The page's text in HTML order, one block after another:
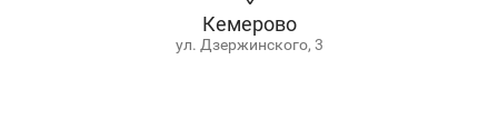
Кемерово
ул. Дзержинского, 3